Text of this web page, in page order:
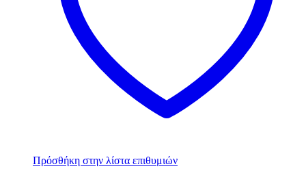
Πρόσθήκη στην λίστα επιθυμιών